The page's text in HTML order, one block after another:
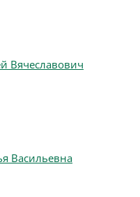
Вячеславович
Васильевна